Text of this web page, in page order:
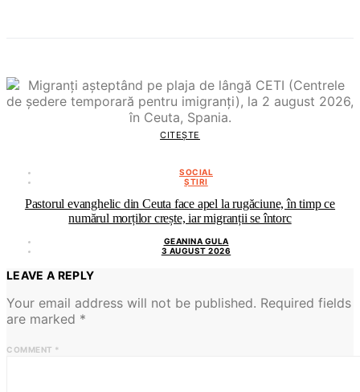
CITEȘTE
SOCIAL
ȘTIRI
Pastorul evanghelic din Ceuta face apel la rugăciune, în timp ce
numărul morților crește, iar migranții se întorc
GEANINA GULA
3 AUGUST 2026
LEAVE A REPLY
Your email address will not be published. Required fields
are marked *
COMMENT *